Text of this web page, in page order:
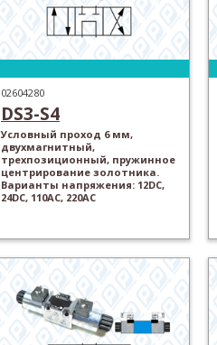
02604280
DS3-S4
Условный проход 6 мм,
двухмагнитный,
трехпозиционный, пружинное
центрирование золотника.
Варианты напряжения: 12DC,
24DC, 110AC, 220AC